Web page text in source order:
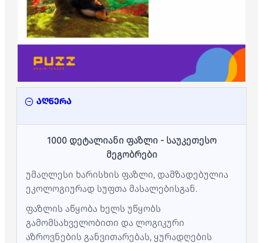
აღწერა
1000 დეტალიანი ფაზლი - საუკეთესო
მეგობრები
უმაღლესი ხარისხის ფაზლი, დამზადებულია
ეკოლოგიურად სუფთა მასალებისგან.
ფაზლის აწყობა ხელს უწყობს
გამომსახველობითი და ლოგიკური
აზროვნების განვითარებას, ყურადღების